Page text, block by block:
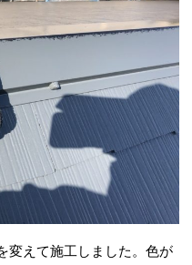
変えて施工しました。色が